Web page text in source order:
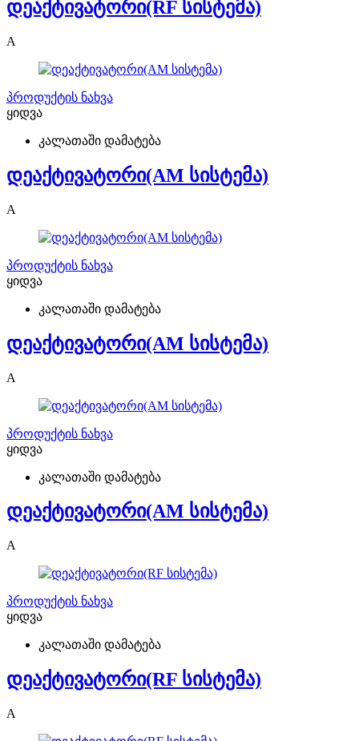
დეაქტივატორი(RF სისტემა)
A
პროდუქტის ნახვა
ყიდვა
კალათაში დამატება
დეაქტივატორი(AM სისტემა)
A
პროდუქტის ნახვა
ყიდვა
კალათაში დამატება
დეაქტივატორი(AM სისტემა)
A
პროდუქტის ნახვა
ყიდვა
კალათაში დამატება
დეაქტივატორი(AM სისტემა)
A
პროდუქტის ნახვა
ყიდვა
კალათაში დამატება
დეაქტივატორი(RF სისტემა)
A